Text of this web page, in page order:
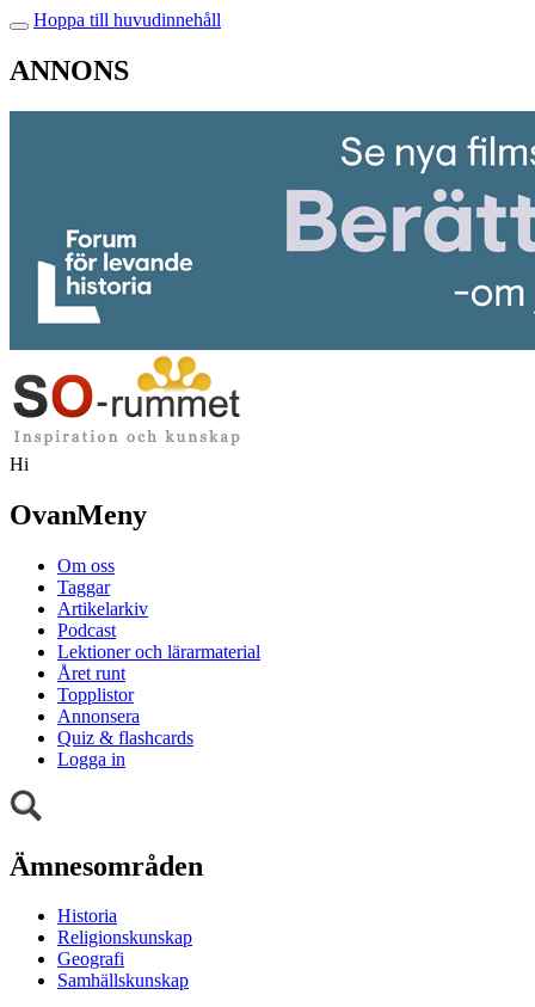
Hoppa till huvudinnehåll
ANNONS
Hi
OvanMeny
Om oss
Taggar
Artikelarkiv
Podcast
Lektioner och lärarmaterial
Året runt
Topplistor
Annonsera
Quiz & flashcards
Logga in
Ämnesområden
Historia
Religionskunskap
Geografi
Samhällskunskap